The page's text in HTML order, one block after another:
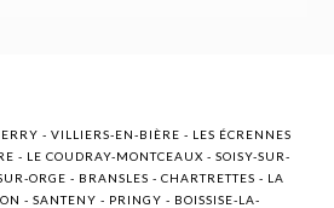
- VILLIERS-EN-BIÈRE - LES ÉCRENNES
- LE COUDRAY-MONTCEAUX - SOISY-SUR-
ORGE - BRANSLES - CHARTRETTES - LA
- SANTENY - PRINGY - BOISSISE-LA-